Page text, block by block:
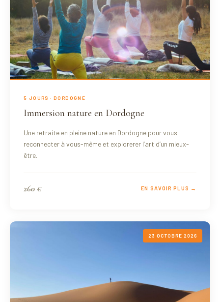
5 JOURS · DORDOGNE
Immersion nature en Dordogne
Une retraite en pleine nature en Dordogne pour vous
reconnecter à vous-même et explorerer l’art d’un mieux-
être.
260 € EN SAVOIR PLUS →
23 OCTOBRE 2026